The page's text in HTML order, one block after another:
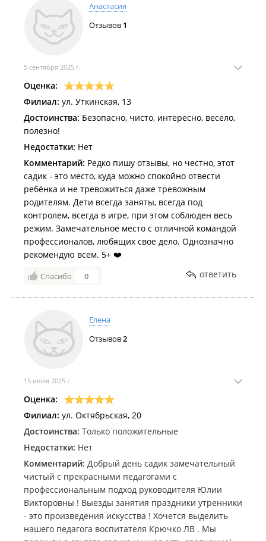
Анастасия
Отзывов 1
5 сентября 2025 г.
Оценка:
Филиал: ул. Уткинская, 13
Достоинства: Безопасно, чисто, интересно, весело,
полезно!
Недостатки: Нет
Комментарий: Редко пишу отзывы, но честно, этот
садик - это место, куда можно спокойно отвести
ребёнка и не тревожиться даже тревожным
родителям. Дети всегда заняты, всегда под
контролем, всегда в игре, при этом соблюден весь
режим. Замечательное место с отличной командой
профессионалов, любящих свое дело. Однозначно
рекомендую всем. 5+ ❤️
Спасибо 0 ответить
Елена
Отзывов2
15 июля 2025 г.
Оценка:
Филиал: ул. Октябрьская, 20
Достоинства: Только положительные
Недостатки: Нет
Комментарий: Добрый день садик замечательный
чистый с прекрасными педагогами с
профессиональным подход руководителя Юлии
Викторовны ! Выезды занятия праздники утренники
- это произведения искусства ! Хочется выделить
нашего педагога воспитателя Крючко ЛВ . Мы